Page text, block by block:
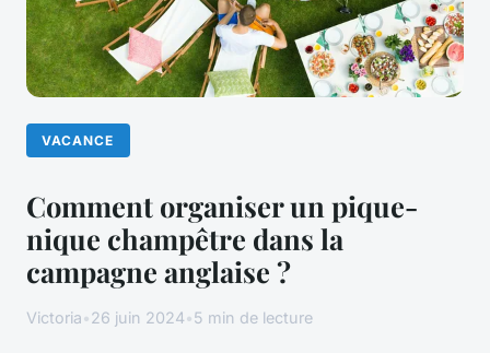
VACANCE
Comment organiser un pique-
nique champêtre dans la
campagne anglaise ?
Victoria•26 juin 2024•5 min de lecture